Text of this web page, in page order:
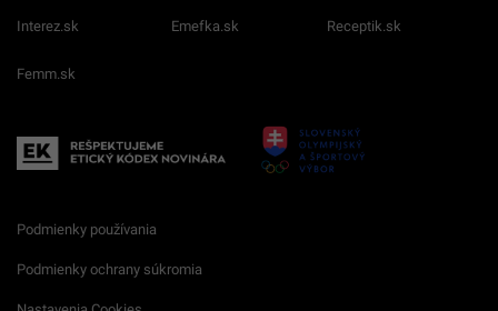
Interez.sk Emefka.sk Receptik.sk
Femm.sk
Podmienky používania
Podmienky ochrany súkromia